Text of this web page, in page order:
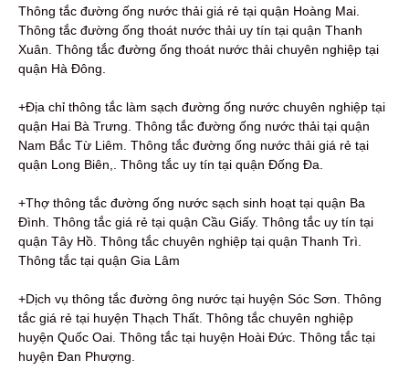
Thông tắc đường ống nước thải giá rẻ tại quận Hoàng Mai.
Thông tắc đường ống thoát nước thải uy tín tại quận Thanh
Xuân. Thông tắc đường ống thoát nước thải chuyên nghiệp tại
quận Hà Đông.
+Địa chỉ thông tắc làm sạch đường ống nước chuyên nghiệp tại
quận Hai Bà Trưng. Thông tắc đường ống nước thải tại quận
Nam Bắc Từ Liêm. Thông tắc đường ống nước thải giá rẻ tại
quận Long Biên,. Thông tắc uy tín tại quận Đống Đa.
+Thợ thông tắc đường ống nước sạch sinh hoạt tại quận Ba
Đình. Thông tắc giá rẻ tại quận Cầu Giấy. Thông tắc uy tín tại
quận Tây Hồ. Thông tắc chuyên nghiệp tại quận Thanh Trì.
Thông tắc tại quận Gia Lâm
+Dịch vụ thông tắc đường ông nước tại huyện Sóc Sơn. Thông
tắc giá rẻ tại huyện Thạch Thất. Thông tắc chuyên nghiệp
huyện Quốc Oai. Thông tắc tại huyện Hoài Đức. Thông tắc tại
huyện Đan Phượng.